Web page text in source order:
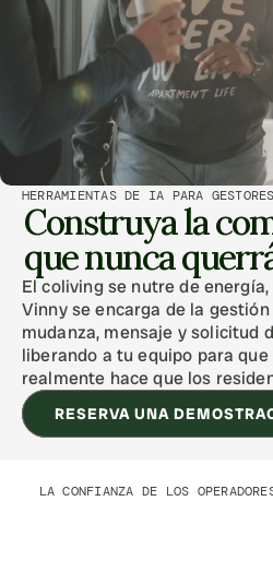
HERRAMIENTAS DE IA PARA
Construya la
que nunca
El coliving se nutre de
Vinny se encarga de la
mudanza, mensaje y solicitud
liberando a tu equipo para
realmente hace que los
RESERVA UNA
LA CONFIANZA DE LOS